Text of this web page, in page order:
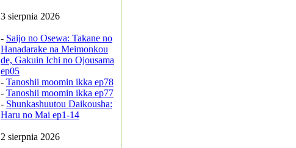
3 sierpnia 2026
- Saijo no Osewa: Takane no
Hanadarake na Meimonkou
de, Gakuin Ichi no Ojousama
ep05
- Tanoshii moomin ikka ep78
- Tanoshii moomin ikka ep77
- Shunkashuutou Daikousha:
Haru no Mai ep1-14
2 sierpnia 2026